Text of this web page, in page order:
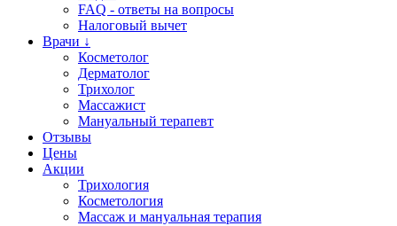
FAQ - ответы на вопросы
Налоговый вычет
Врачи ↓
Косметолог
Дерматолог
Трихолог
Массажист
Мануальный терапевт
Отзывы
Цены
Акции
Трихология
Косметология
Массаж и мануальная терапия